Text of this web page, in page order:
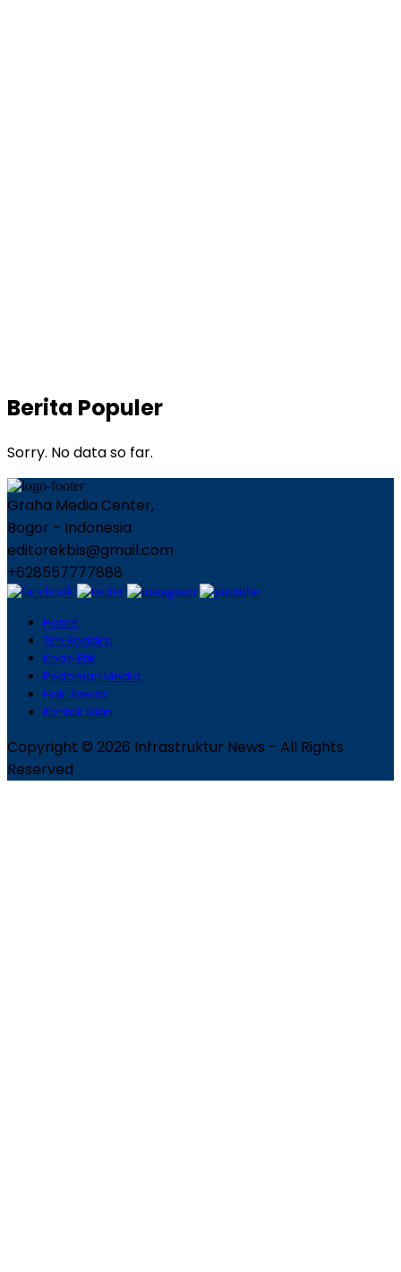
Berita Populer
Sorry. No data so far.
Graha Media Center,
Bogor - Indonesia
editorekbis@gmail.com
+628557777888
Home
Tim Redaksi
Kode Etik
Pedoman Media
Hak Jawab
Kontak Iklan
Copyright © 2026 Infrastruktur News - All Rights
Reserved